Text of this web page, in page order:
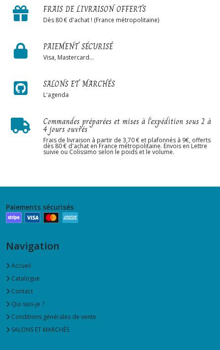
FRAIS DE LIVRAISON OFFERTS
Dès 80 € d'achat ! (France métropolitaine)
PAIEMENT SÉCURISÉ
Visa, Mastercard...
SALONS ET MARCHÉS
L'agenda
Commandes préparées et mises à l'expédition sous 2 à
4 jours ouvrés
Frais de livraison à partir de 3,70 € et plafonnés à 9€, offerts
dès 80 € d'achat en France métropolitaine. Envois en Lettre
suivie ou Colissimo selon le poids et le volume.
Paiements sécurisés
Navigation
Accueil
Catalogue
Contact
Qui suis-je ?
Conditions générales de vente
SALONS ET MARCHÉS